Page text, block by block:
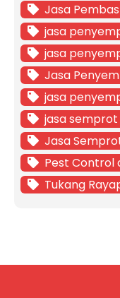
Jasa
jasa
jasa
Jasa
jasa
jasa
Jasa
Pest Control
Tukang